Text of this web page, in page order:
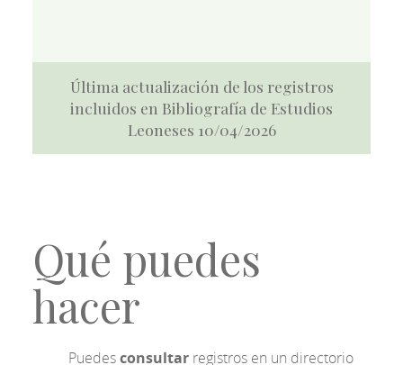
Última actualización de los registros
incluidos en Bibliografía de Estudios
Leoneses 10/04/2026
Qué puedes
hacer
Puedesconsultar registros en un directorio